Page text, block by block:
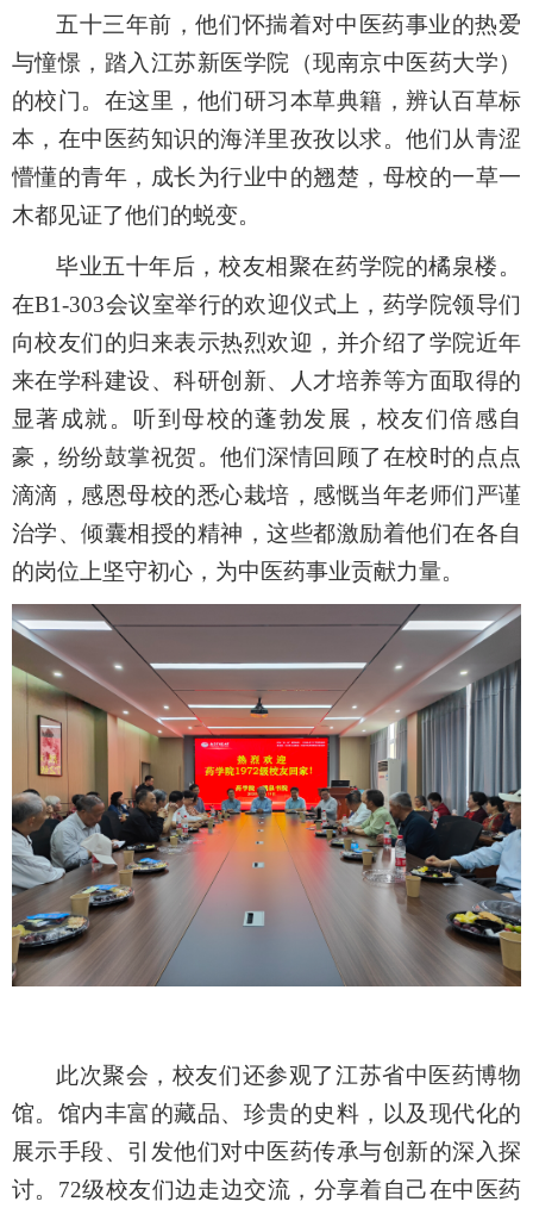
五十三年前，他们怀揣着对中医药事业的热爱
与憧憬，踏入江苏新医学院 （现南京中医药大学）
的校门。在这里，他们研习本草典籍，辨认百草标
本，在中医药知识的海洋里孜孜以求。他们从青涩
懵懂的青年 ，成长为行业中的翘楚，母校的一草一
木都见证了他们的蜕变。
毕业五十年后，校友相聚在药学院的橘泉楼。
在B1-303会议室举行的欢迎仪式上， 药学院领导们
向校友们的归来表示热烈欢迎，并介绍了学院近年
来在学科建设、科研创新、人才培养等方面取得的
显著成就。听到母校的蓬勃发展，校友们倍感自
豪，纷纷鼓掌祝贺。他们深情回顾了在校时的点点
滴滴，感恩母校的悉心栽培，感慨当年老师们严谨
治学、倾囊相授的精神，这些都激励着他们在各自
的岗位上坚守初心，为中医药事业贡献力量。
此次聚会，校友们还参观了江苏省中医药博物
馆。 馆内丰富的藏品、珍贵的史料 ，以及现代化的
展示手段、引发他们对中医药传承与创新的深入探
讨。 72级校友们边走边交流，分享着自己在中医药